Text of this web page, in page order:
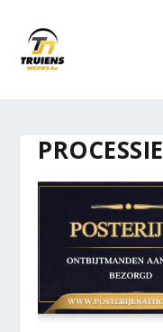
PROCESSIE